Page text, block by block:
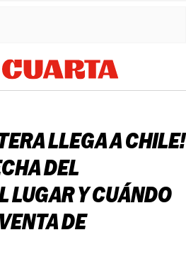
LLEGA A CHILE!
DEL
LUGAR Y CUÁNDO
DE